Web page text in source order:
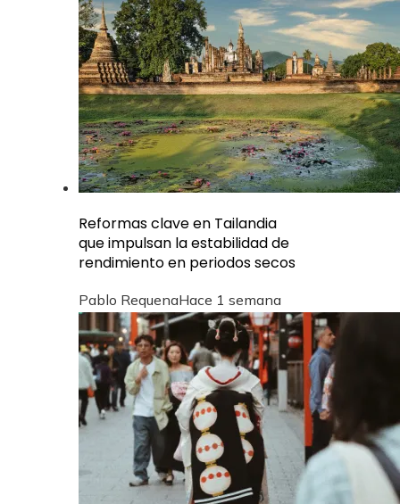
Reformas clave en Tailandia
que impulsan la estabilidad de
rendimiento en periodos secos
Pablo RequenaHace 1 semana